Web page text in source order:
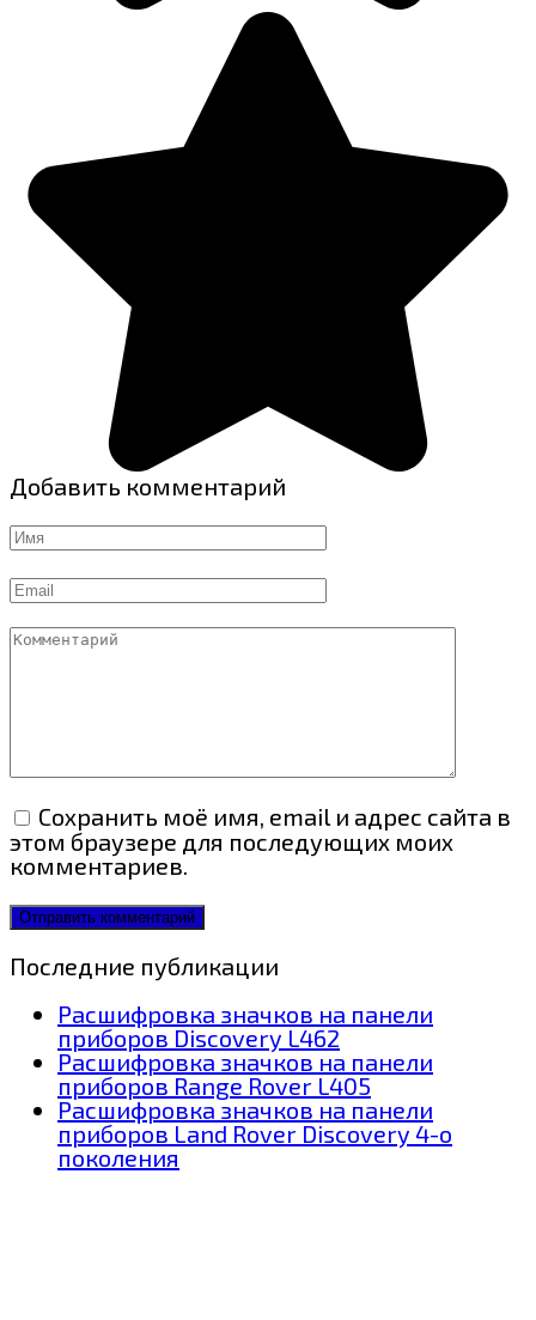
Добавить комментарий
Имя
Email
Комментарий
Сохранить моё имя, email и адрес сайта в
этом браузере для последующих моих
комментариев.
Последние публикации
Расшифровка значков на панели
приборов Discovery L462
Расшифровка значков на панели
приборов Range Rover L405
Расшифровка значков на панели
приборов Land Rover Discovery 4-о
поколения